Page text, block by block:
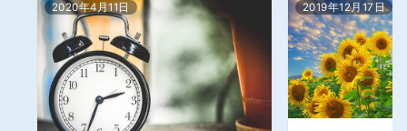
2020年4月11日 2019年12月17日